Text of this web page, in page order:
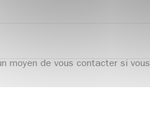
moyen de vous contacter si